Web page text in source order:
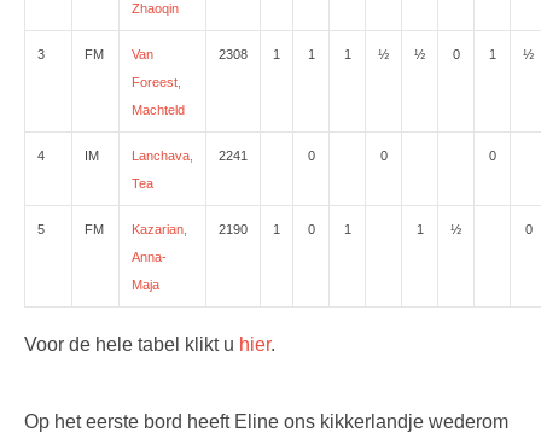
Zhaoqin
3 FM
Van
Foreest,
Machteld
2308 1 1 1 ½ ½ 0 1 ½
4 IM
Lanchava,
Tea
2241 0 0 0
5 FM
Kazarian,
Anna-
Maja
2190 1 0 1 1 ½ 0
Voor de hele tabel klikt u hier.
Op het eerste bord heeft Eline ons kikkerlandje wederom